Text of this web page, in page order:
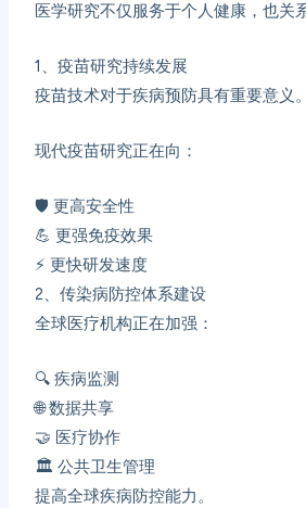
医学研究不仅服务于个人健康，也关
1、疫苗研究持续发展
疫苗技术对于疾病预防具有重要意义。
现代疫苗研究正在向：
🛡️ 更高安全性
💪 更强免疫效果
⚡ 更快研发速度
2、传染病防控体系建设
全球医疗机构正在加强：
🔍 疾病监测
🌐 数据共享
🤝 医疗协作
🏛️ 公共卫生管理
提高全球疾病防控能力。